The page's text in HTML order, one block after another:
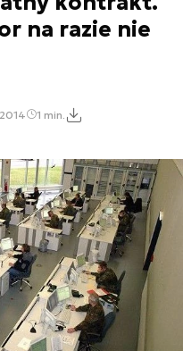
na razie nie
1 min.